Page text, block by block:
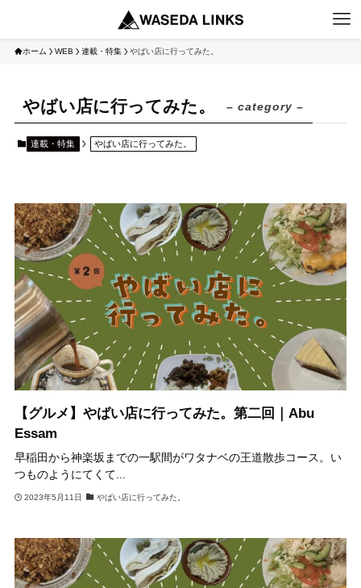
ホーム WEB 連載・特集 やばい店に行ってみた。
やばい店に行ってみた。 – category –
連載・特集 やばい店に行ってみた。
【グルメ】やばい店に行ってみた。第二回｜Abu
Essam
早稲田から神楽坂までの一駅間がワタナベの王道散歩コース。い
つものようにてくて...
2023年5月11日 やばい店に行ってみた。